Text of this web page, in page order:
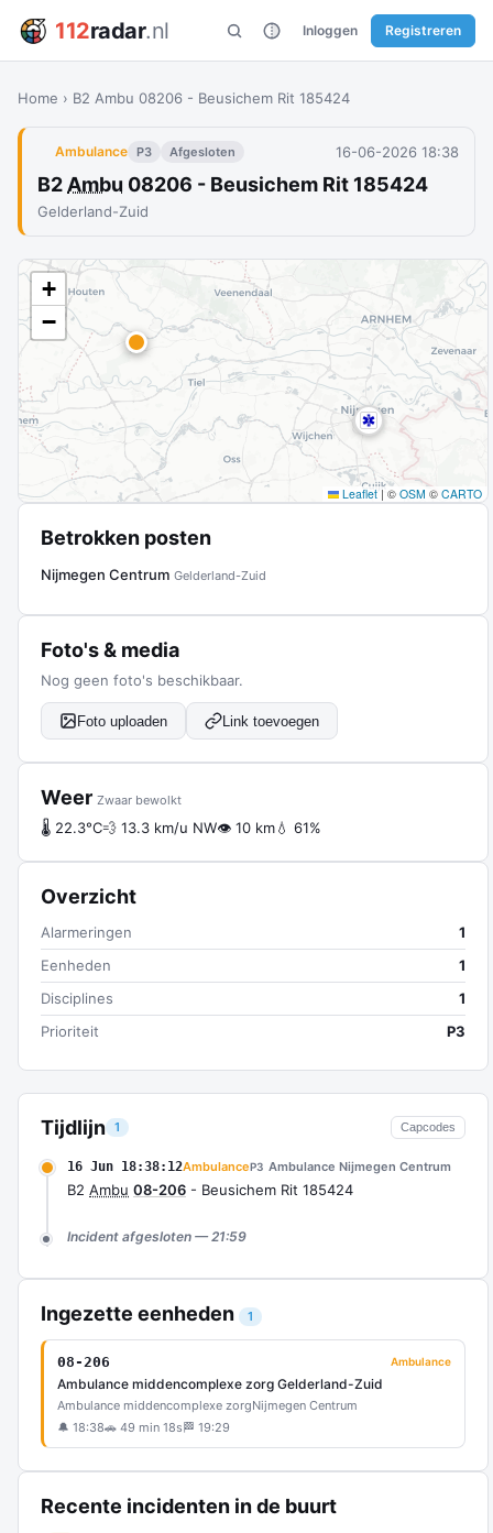
112radar.nl Inloggen Registreren
Home › B2 Ambu 08206 - Beusichem Rit 185424
Ambulance P3 Afgesloten 16-06-2026 18:38
B2 Ambu 08206 - Beusichem Rit 185424
Gelderland-Zuid
Tijdlijn 1 Capcodes
16 Jun 18:38:12AmbulanceP3 Ambulance Nijmegen Centrum
B2 Ambu 08-206 - Beusichem Rit 185424
Incident afgesloten — 21:59
Ingezette eenheden 1
08-206 Ambulance
Ambulance middencomplexe zorg Gelderland-Zuid
Ambulance middencomplexe zorgNijmegen Centrum
🔔 18:38🚗 49 min 18s 🏁 19:29
Recente incidenten in de buurt
+
−
Leaflet | © OSM © CARTO
Betrokken posten
Nijmegen Centrum Gelderland-Zuid
Foto's & media
Nog geen foto's beschikbaar.
Foto uploaden Link toevoegen
Weer Zwaar bewolkt
🌡 22.3°C💨 13.3 km/u NW👁 10 km💧 61%
Overzicht
Alarmeringen
1
Eenheden
1
Disciplines
1
Prioriteit
P3